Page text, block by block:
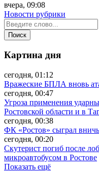
вчера, 09:08
Новости рубрики
Картина дня
сегодня, 01:12
Вражеские БПЛА вновь
сегодня, 00:47
Угроза применения
Ростовской области и в
сегодня, 00:38
ФК «Ростов» сыграл
сегодня, 00:20
Скутерист погиб после
микроавтобусом в Ростове
Показать ещё